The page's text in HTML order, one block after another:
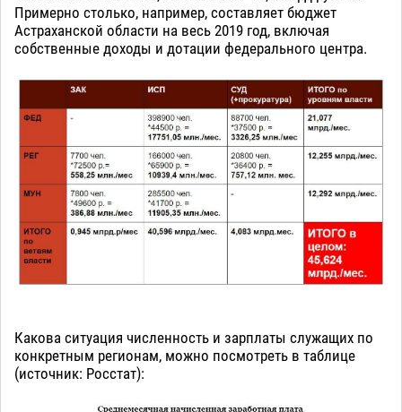
Примерно столько, например, составляет бюджет
Астраханской области на весь 2019 год, включая
собственные доходы и дотации федерального центра.
Какова ситуация численность и зарплаты служащих по
конкретным регионам, можно посмотреть в таблице
(источник: Росстат):